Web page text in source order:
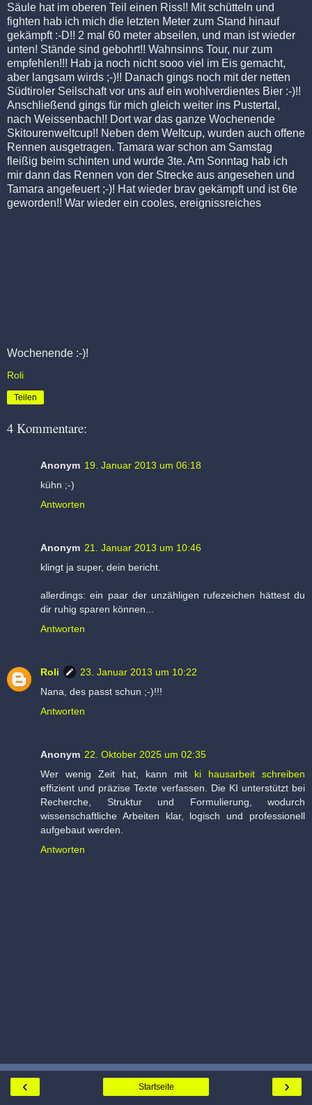
Säule hat im oberen Teil einen Riss!! Mit schütteln und
fighten hab ich mich die letzten Meter zum Stand hinauf
gekämpft :-D!! 2 mal 60 meter abseilen, und man ist wieder
unten! Stände sind gebohrt!! Wahnsinns Tour, nur zum
empfehlen!!! Hab ja noch nicht sooo viel im Eis gemacht,
aber langsam wirds ;-)!! Danach gings noch mit der netten
Südtiroler Seilschaft vor uns auf ein wohlverdientes Bier :-)!!
Anschließend gings für mich gleich weiter ins Pustertal,
nach Weissenbach!! Dort war das ganze Wochenende
Skitourenweltcup!! Neben dem Weltcup, wurden auch offene
Rennen ausgetragen. Tamara war schon am Samstag
fleißig beim schinten und wurde 3te. Am Sonntag hab ich
mir dann das Rennen von der Strecke aus angesehen und
Tamara angefeuert ;-)! Hat wieder brav gekämpft und ist 6te
geworden!! War wieder ein cooles, ereignissreiches
Wochenende :-)!
Roli
Teilen
4 Kommentare:
Anonym 19. Januar 2013 um 06:18
kühn ;-)
Antworten
Anonym 21. Januar 2013 um 10:46
klingt ja super, dein bericht.
allerdings: ein paar der unzähligen rufezeichen hättest du
dir ruhig sparen können...
Antworten
Roli
23. Januar 2013 um 10:22
Nana, des passt schun ;-)!!!
Antworten
Anonym 22. Oktober 2025 um 02:35
Wer wenig Zeit hat, kann mit ki hausarbeit schreiben
effizient und präzise Texte verfassen. Die KI unterstützt bei
Recherche, Struktur und Formulierung, wodurch
wissenschaftliche Arbeiten klar, logisch und professionell
aufgebaut werden.
Antworten
‹ ›
Startseite